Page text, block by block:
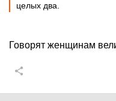
целых два.
Говорят женщинам